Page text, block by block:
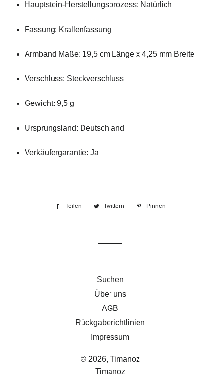
Hauptstein-Herstellungsprozess: Natürlich
Fassung: Krallenfassung
Armband Maße: 19,5 cm Länge x 4,25 mm Breite
Verschluss: Steckverschluss
Gewicht: 9,5 g
Ursprungsland: Deutschland
Verkäufergarantie: Ja
Teilen
Auf
Twittern
Auf
Pinnen
Suchen
Über uns
AGB
Rückgaberichtlinien
Impressum
© 2026, Timanoz
Timanoz